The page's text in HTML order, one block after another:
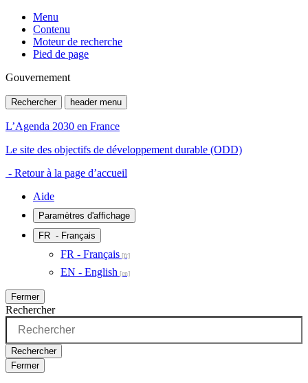
Menu
Contenu
Moteur de recherche
Pied de page
Gouvernement
Rechercher header menu
L’Agenda 2030 en France
Le site des objectifs de développement durable (ODD)
- Retour à la page d’accueil
Aide
Paramètres d'affichage
FR - Français
FR - Français
EN - English
Fermer
Rechercher
Rechercher
Fermer